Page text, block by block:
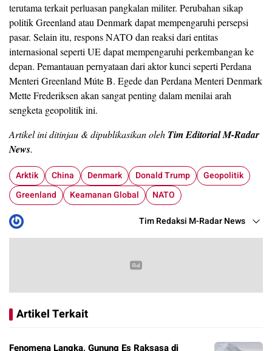
terutama terkait perluasan pangkalan militer. Perubahan sikap
politik Greenland atau Denmark dapat mempengaruhi persepsi
pasar. Selain itu, respons NATO dan reaksi dari entitas
internasional seperti UE dapat mempengaruhi perkembangan ke
depan. Pemantauan pernyataan dari aktor kunci seperti Perdana
Menteri Greenland Múte B. Egede dan Perdana Menteri Denmark
Mette Frederiksen akan sangat penting dalam menilai arah
sengketa geopolitik ini.
Artikel ini ditinjau & dipublikasikan oleh Tim Editorial M-Radar
News.
Arktik China Denmark Donald Trump
Geopolitik
Greenland
Keamanan Global NATO
Tim Redaksi M-Radar News
Artikel Terkait
Fenomena Langka, Gunung Es Raksasa di